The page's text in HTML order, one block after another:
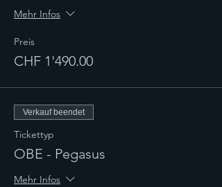
Mehr Infos
Preis
CHF 1'490.00
Verkauf beendet
Tickettyp
OBE - Pegasus
Mehr Infos